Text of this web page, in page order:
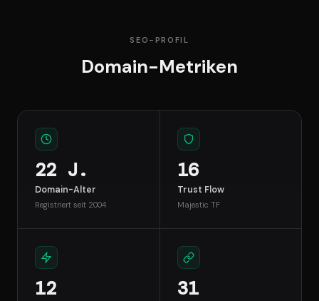
SEO-PROFIL
Domain-Metriken
22 J.
Domain-Alter
Registriert seit 2004
16
Trust Flow
Majestic TF
12 31